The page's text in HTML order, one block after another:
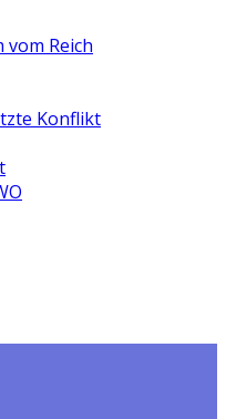
vom Reich
Konflikt